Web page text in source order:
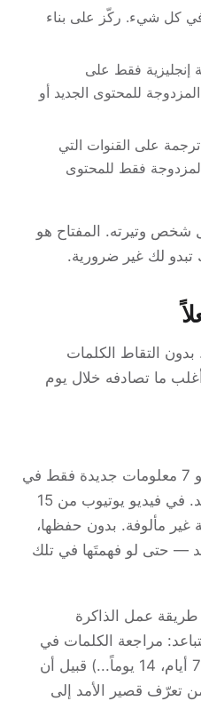
كل شيء. ركّز على بناء
إنجليزية فقط على
للمحتوى الجديد أو
على القنوات التي
فقط للمحتوى
شخص وتيرته. المفتاح هو
تبدو لك غير ضرورية.
التقاط الكلمات
ما تصادفه خلال يوم
يستطيع دماغك الاحتفاظ بنحو 7 معلومات جديدة فقط في
الذاكرة العاملة في وقت واحد. في فيديو يوتيوب من 15
قد تسمع 30-50 كلمة غير مألوفة. بدون حفظها،
الغد — حتى لو فهمتَها في تلك
عمل الذاكرة
مراجعة الكلمات في
فترات متزايدة (يوم، 3 أيام، 7 أيام، 14 يوماً...) قبيل أن
تعرّف قصير الأمد إلى